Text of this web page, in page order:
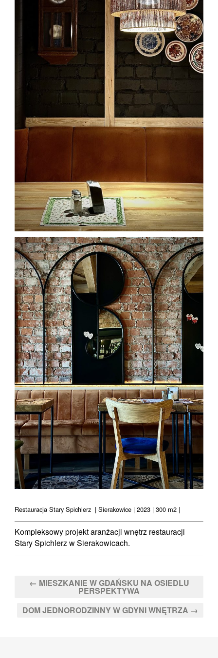
Restauracja Stary Spichlerz | Sierakowice | 2023 | 300 m2 |
Kompleksowy projekt aranżacji wnętrz restauracji
Stary Spichlerz w Sierakowicach.
← MIESZKANIE W GDAŃSKU NA OSIEDLU
PERSPEKTYWA
DOM JEDNORODZINNY W GDYNI WNĘTRZA →